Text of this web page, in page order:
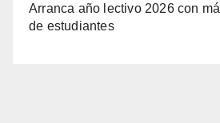
Arranca año lectivo 2026 con
de estudiantes